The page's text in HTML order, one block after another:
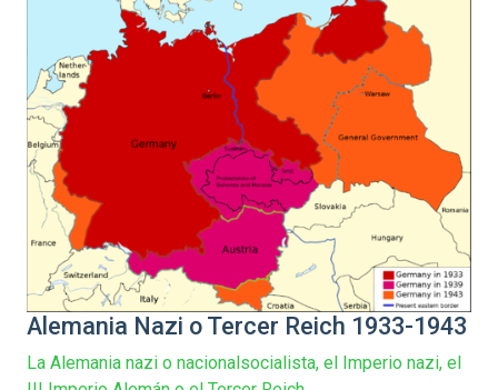
Alemania Nazi o Tercer Reich 1933-1943
La Alemania nazi o nacionalsocialista, el Imperio nazi, el